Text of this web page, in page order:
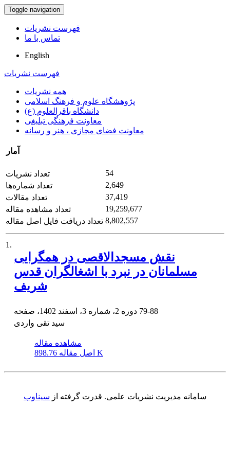
Toggle navigation
فهرست نشریات
تماس با ما
English
فهرست نشریات
همه نشریات
پژوهشگاه علوم و فرهنگ اسلامی
دانشگاه باقرالعلوم (ع)
معاونت فرهنگی تبلیغی
معاونت فضای مجازی ، هنر و رسانه
آمار
تعداد نشریات
54
تعداد شماره‌ها
2,649
تعداد مقالات
37,419
تعداد مشاهده مقاله
19,259,677
تعداد دریافت فایل اصل مقاله 8,802,557
1.
نقش مسجدالاقصی در همگرایی
مسلمانان در نبرد با اشغالگران قدس
شریف
79-88
سید تقی واردی
مشاهده مقاله
اصل مقاله 898.76 K
سامانه مدیریت نشریات علمی. قدرت گرفته از سیناوب